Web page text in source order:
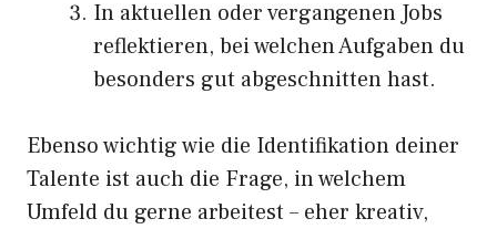
In aktuellen oder vergangenen Jobs
reflektieren, bei welchen Aufgaben du
besonders gut abgeschnitten hast.
Ebenso wichtig wie die Identifikation deiner
Talente ist auch die Frage, in welchem
Umfeld du gerne arbeitest – eher kreativ,